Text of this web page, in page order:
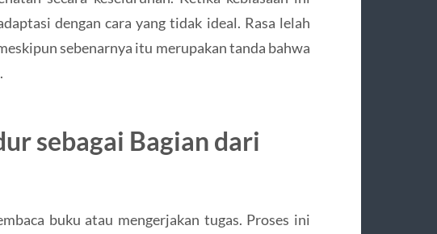
dengan cara yang tidak ideal. Rasa lelah
sebenarnya itu merupakan tanda bahwa
sebagai Bagian dari
buku atau mengerjakan tugas. Proses ini